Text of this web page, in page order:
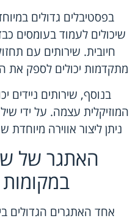
בפסטיבלים גדולים
שיכולים לעמוד בעומסים
חיובית. שירותים עם
מתקדמות יכולים לספק את
בנוסף, שירותים ניידים
המוזיקלית עצמה. על ידי
ניתן ליצור אווירה
האתגר של
אחד האתגרים הגדולים